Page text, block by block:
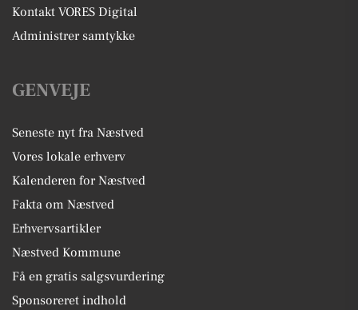
Kontakt VORES Digital
Administrer samtykke
GENVEJE
Seneste nyt fra Næstved
Vores lokale erhverv
Kalenderen for Næstved
Fakta om Næstved
Erhvervsartikler
Næstved Kommune
Få en gratis salgsvurdering
Sponsoreret indhold